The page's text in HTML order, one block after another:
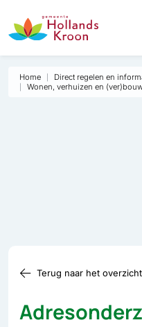
Home
Direct regelen en
Wonen, verhuizen en
Terug naar het overzicht